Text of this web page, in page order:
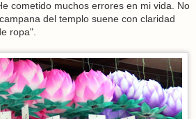
cometido muchos errores en mi vida. No
del templo suene con claridad
ropa".